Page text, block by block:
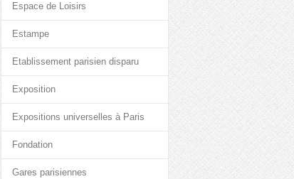
Espace de Loisirs
Estampe
Etablissement parisien disparu
Exposition
Expositions universelles à Paris
Fondation
Gares parisiennes